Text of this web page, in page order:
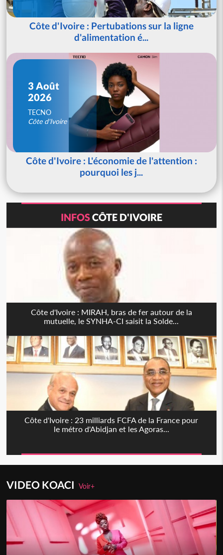
Côte d'Ivoire : Pertubations sur la ligne
d'alimentation é...
3 Août
2026
TECNO
Côte d'Ivoire
Côte d'Ivoire : L'économie de l'attention :
pourquoi les j...
INFOSCÔTE D'IVOIRE
Côte d'Ivoire : MIRAH, bras de fer autour de la
mutuelle, le SYNHA-CI saisit la Solde...
Côte d'Ivoire : 23 milliards FCFA de la France pour
le métro d'Abidjan et les Agoras...
VIDEO KOACIVoir+